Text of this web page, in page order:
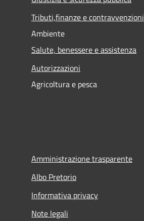
Tributi,finanze e contravvenzioni
Ambiente
Salute, benessere e assistenza
Autorizzazioni
Agricoltura e pesca
Amministrazione trasparente
Albo Pretorio
Informativa privacy
Note legali